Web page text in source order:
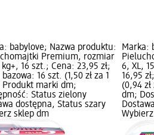
babylove; Nazwa produktu:
Premium, rozmiar
16 szt.; Cena: 23,95 zł;
16 szt. (1,50 zł za 1
marki dm;
Status zielony
dostępna, Status szary
sklep dm
Marka:
6, XL,
16,95
(0,94
dm;